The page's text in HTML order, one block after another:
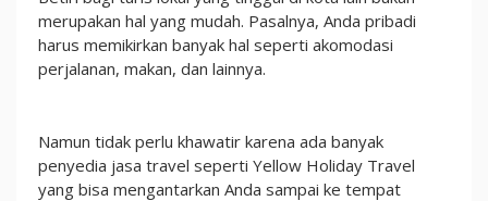
merupakan hal yang mudah. Pasalnya, Anda pribadi
harus memikirkan banyak hal seperti akomodasi
perjalanan, makan, dan lainnya.
Namun tidak perlu khawatir karena ada banyak
penyedia jasa travel seperti Yellow Holiday Travel
yang bisa mengantarkan Anda sampai ke tempat